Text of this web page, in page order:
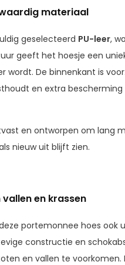
materiaal
geselecteerd PU-leer,
geeft het hoesje een
wordt. De binnenkant is
en extra
en ontworpen om lang
nieuw uit blijft zien.
en krassen
portemonnee hoes ook
constructie en
en vallen te voorkomen.